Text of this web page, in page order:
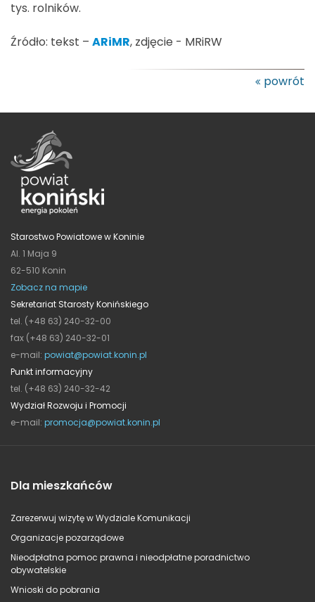
tys. rolników.
Źródło: tekst – ARiMR, zdjęcie - MRiRW
powrót
Starostwo Powiatowe w Koninie
Al. 1 Maja 9
62-510 Konin
Zobacz na mapie
Sekretariat Starosty Konińskiego
tel. (+48 63) 240-32-00
fax (+48 63) 240-32-01
e-mail: powiat@powiat.konin.pl
Punkt informacyjny
tel. (+48 63) 240-32-42
Wydział Rozwoju i Promocji
e-mail: promocja@powiat.konin.pl
Dla mieszkańców
Zarezerwuj wizytę w Wydziale Komunikacji
Organizacje pozarządowe
Nieodpłatna pomoc prawna i nieodpłatne poradnictwo
obywatelskie
Wnioski do pobrania